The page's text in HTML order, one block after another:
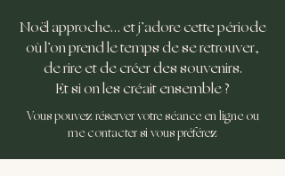
Noël approche… et j’adore cette période
où l’on prend le temps de se retrouver,
de rire et de créer des souvenirs.
Et si on les créait ensemble ?
Vous pouvez réserver votre séance en ligne ou
me contacter si vous préférez